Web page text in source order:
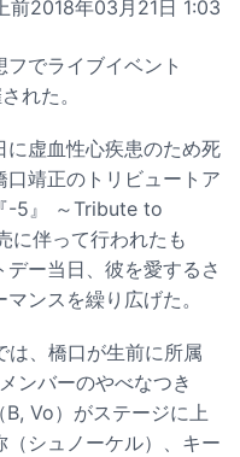
前2018年03月21日 1:03
でライブイベント
れた。
虚血性心疾患のため死
靖正のトリビュートア
-5』 ～Tribute to
に伴って行われたも
ー当日、彼を愛するさ
ンスを繰り広げた。
は、橋口が生前に所属
ンバーのやべなつき
B, Vo）がステージに上
シュノーケル）、キー